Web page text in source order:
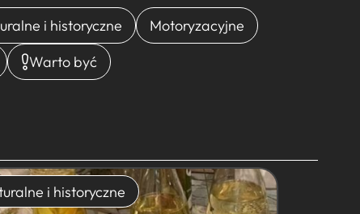
i historyczne
Motoryzacyjne
Warto być
i historyczne